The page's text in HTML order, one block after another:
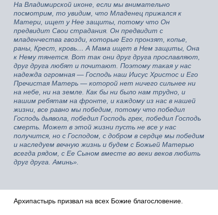
На Владимирской иконе, если мы внимательно
посмотрим, то увидим, что Младенец прижался к
Матери, ищет у Нее защиты, потому что Он
предвидит Свои страдания. Он предвидит с
младенчества гвозди, которые Его пронзят, копье,
раны, Крест, кровь… А Мама ищет в Нем защиты, Она
к Нему тянется. Вот так они друг друга прославляют,
друг друга любят и почитают. Поэтому такая у нас
надежда огромная — Господь наш Иисус Христос и Его
Пречистая Матерь — которой нет ничего сильнее ни
на небе, ни на земле. Как бы ни было нам трудно, и
нашим ребятам на фронте, и каждому из нас в нашей
жизни, все равно мы победим, потому что победил
Господь дьявола, победил Господь грех, победил Господь
смерть. Может в этой жизни пусть не все у нас
получится, но с Господом, с добром в сердце мы победим
и наследуем вечную жизнь и будем с Божьей Матерью
всегда рядом, с Ее Сыном вместе во веки веков любить
друг друга. Аминь».
Архипастырь призвал на всех Божие благословение.